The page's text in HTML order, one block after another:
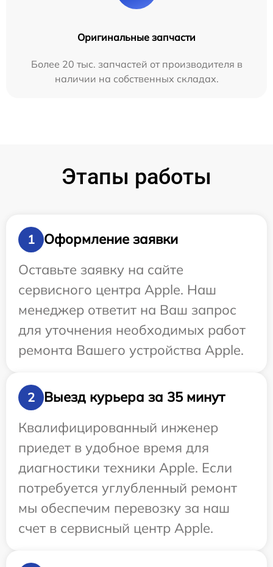
Оригинальные запчасти
Более 20 тыс. запчастей от производителя в
наличии на собственных складах.
Этапы работы
1
Оформление заявки
Оставьте заявку на сайте
сервисного центра Apple. Наш
менеджер ответит на Ваш запрос
для уточнения необходимых работ
ремонта Вашего устройства Apple.
2
Выезд курьера за 35 минут
Квалифицированный инженер
приедет в удобное время для
диагностики техники Apple. Если
потребуется углубленный ремонт
мы обеспечим перевозку за наш
счет в сервисный центр Apple.